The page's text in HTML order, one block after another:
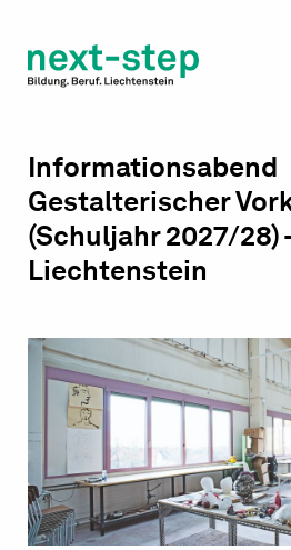
Beratung &
Informationsabend
Gestalterischer
(Schuljahr 2027/28)
Liechtenstein